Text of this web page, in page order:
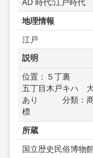
地理情報
江戸
説明
位置：５丁裏　　
五丁目木戸キハ　
あり　　　分類：
標
所蔵
国立歴史民俗博物